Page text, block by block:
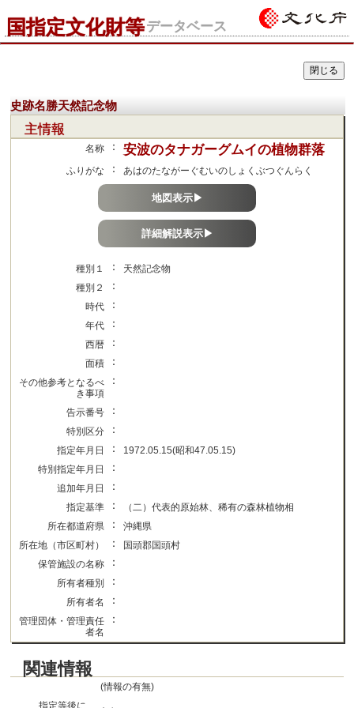
国指定文化財等データベース
史跡名勝天然記念物
主情報
名称 ： 安波のタナガーグムイの植物群落
ふりがな ： あはのたながーぐむいのしょくぶつぐんらく
地図表示▶
詳細解説表示▶
種別１ ：
天然記念物
種別２
：
時代 ：
年代 ：
西暦 ：
面積 ：
その他参考となるべ
き事項
：
告示番号 ：
特別区分 ：
指定年月日 ：
1972.05.15(昭和47.05.15)
特別指定年月日
：
追加年月日 ：
指定基準 ：
（二）代表的原始林、稀有の森林植物相
所在都道府県
：
沖縄県
所在地（市区町村）
：
国頭郡国頭村
保管施設の名称
：
所有者種別 ：
所有者名 ：
管理団体・管理責任
者名
：
関連情報
(情報の有無)
指定等後に